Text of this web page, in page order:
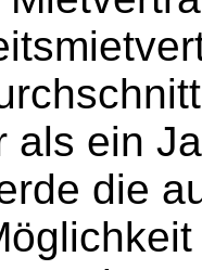
als ein
die